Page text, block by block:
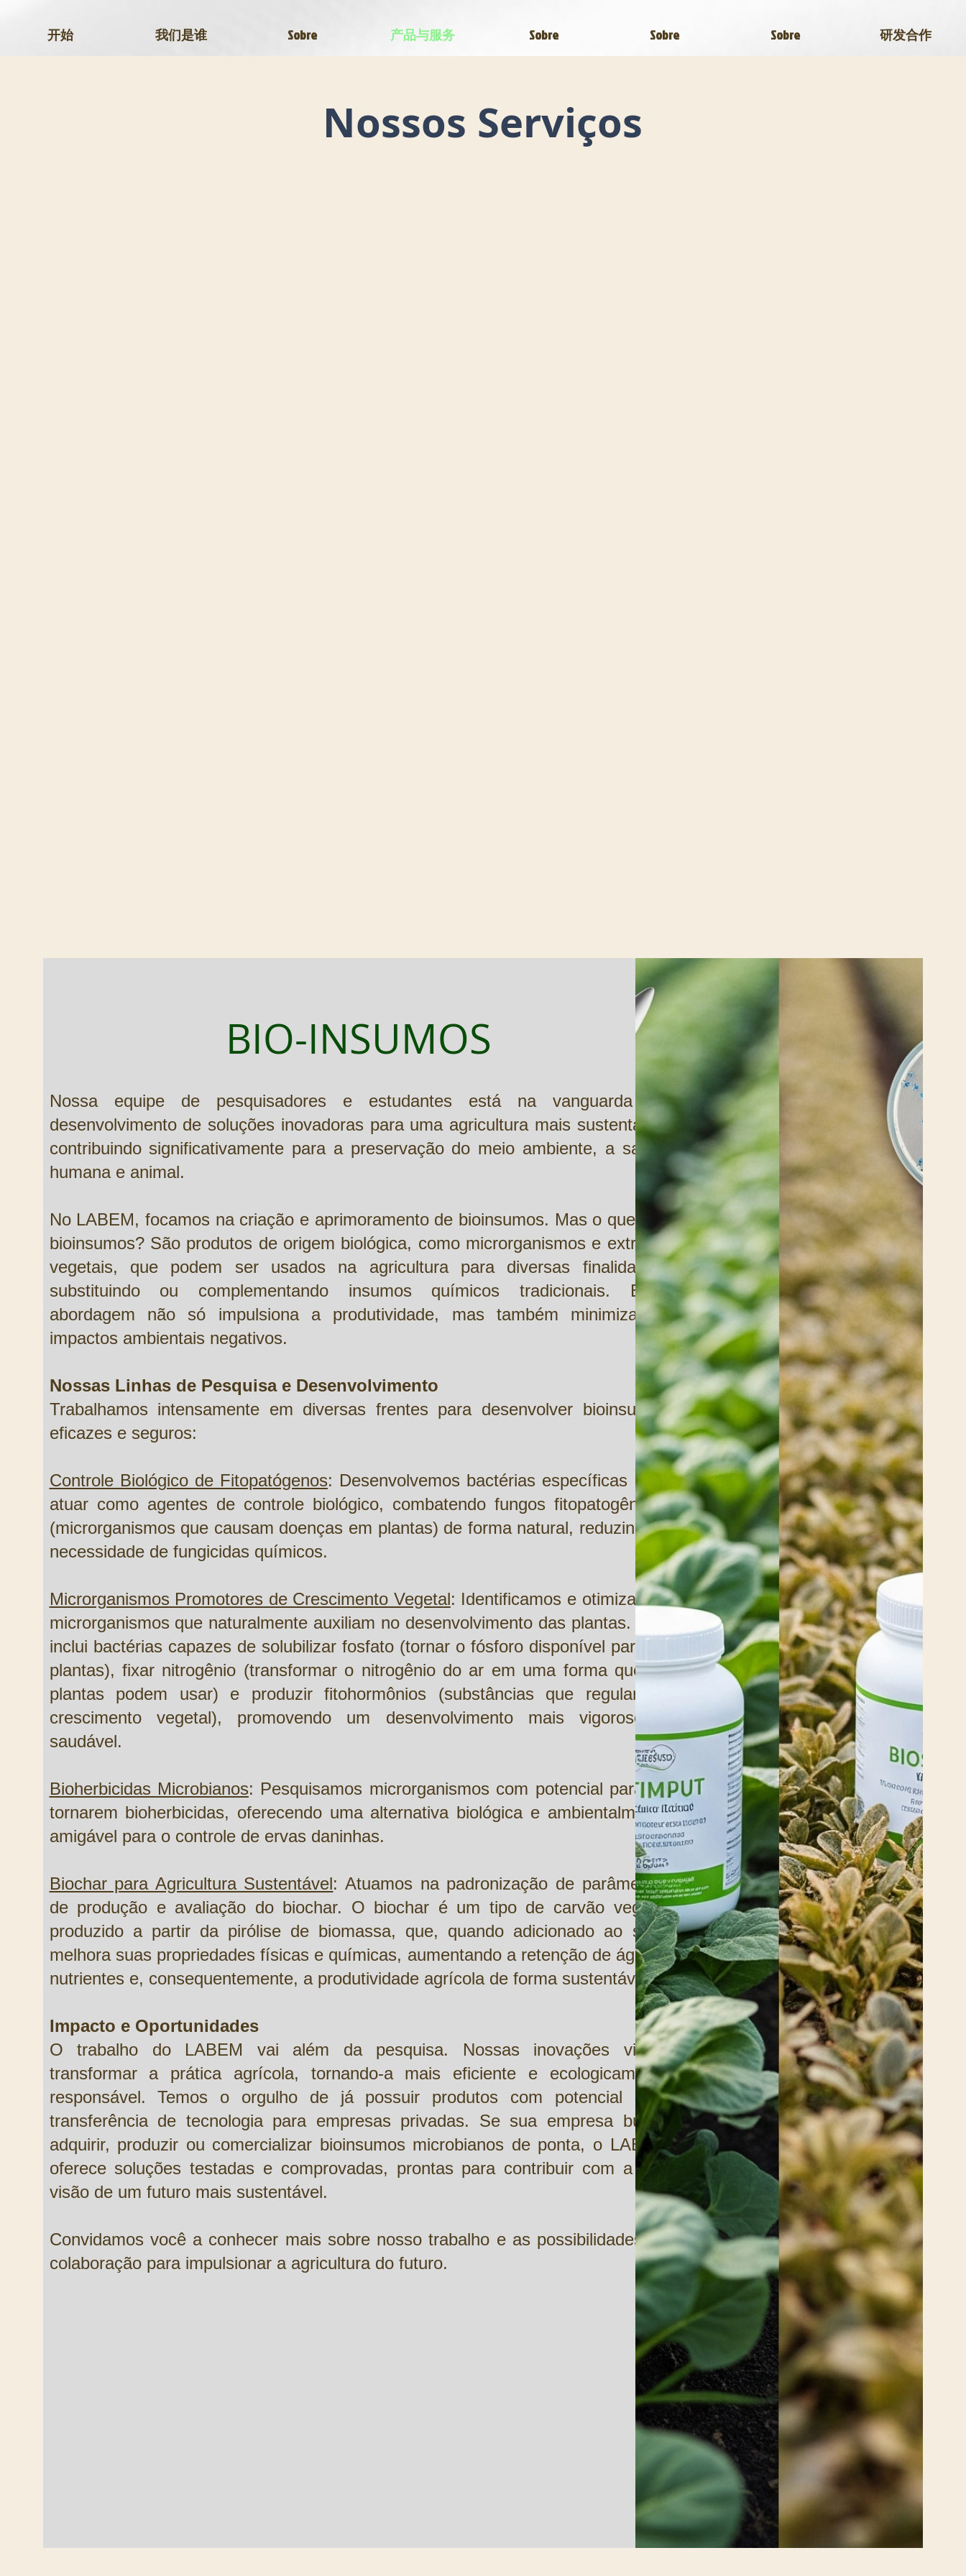
开始 我们是谁 Sobre 产品与服务 Sobre Sobre Sobre 研发合作
Nossos Serviços
BIO-INSUMOS
Nossa equipe de pesquisadores e estudantes está na vanguarda do
desenvolvimento de soluções inovadoras para uma agricultura mais sustentável,
contribuindo significativamente para a preservação do meio ambiente, a saúde
humana e animal.
No LABEM, focamos na criação e aprimoramento de bioinsumos. Mas o que são
bioinsumos? São produtos de origem biológica, como microrganismos e extratos
vegetais, que podem ser usados na agricultura para diversas finalidades,
substituindo ou complementando insumos químicos tradicionais. Essa
abordagem não só impulsiona a produtividade, mas também minimiza os
impactos ambientais negativos.
Nossas Linhas de Pesquisa e Desenvolvimento
Trabalhamos intensamente em diversas frentes para desenvolver bioinsumos
eficazes e seguros:
Controle Biológico de Fitopatógenos: Desenvolvemos bactérias específicas para
atuar como agentes de controle biológico, combatendo fungos fitopatogênicos
(microrganismos que causam doenças em plantas) de forma natural, reduzindo a
necessidade de fungicidas químicos.
Microrganismos Promotores de Crescimento Vegetal: Identificamos e otimizamos
microrganismos que naturalmente auxiliam no desenvolvimento das plantas. Isso
inclui bactérias capazes de solubilizar fosfato (tornar o fósforo disponível para as
plantas), fixar nitrogênio (transformar o nitrogênio do ar em uma forma que as
plantas podem usar) e produzir fitohormônios (substâncias que regulam o
crescimento vegetal), promovendo um desenvolvimento mais vigoroso e
saudável.
Bioherbicidas Microbianos: Pesquisamos microrganismos com potencial para se
tornarem bioherbicidas, oferecendo uma alternativa biológica e ambientalmente
amigável para o controle de ervas daninhas.
Biochar para Agricultura Sustentável: Atuamos na padronização de parâmetros
de produção e avaliação do biochar. O biochar é um tipo de carvão vegetal
produzido a partir da pirólise de biomassa, que, quando adicionado ao solo,
melhora suas propriedades físicas e químicas, aumentando a retenção de água e
nutrientes e, consequentemente, a produtividade agrícola de forma sustentável.
Impacto e Oportunidades
O trabalho do LABEM vai além da pesquisa. Nossas inovações visam
transformar a prática agrícola, tornando-a mais eficiente e ecologicamente
responsável. Temos o orgulho de já possuir produtos com potencial para
transferência de tecnologia para empresas privadas. Se sua empresa busca
adquirir, produzir ou comercializar bioinsumos microbianos de ponta, o LABEM
oferece soluções testadas e comprovadas, prontas para contribuir com a sua
visão de um futuro mais sustentável.
Convidamos você a conhecer mais sobre nosso trabalho e as possibilidades de
colaboração para impulsionar a agricultura do futuro.